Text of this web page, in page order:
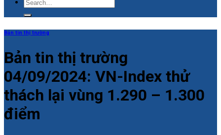
Bản tin thị trường
Bản tin thị trường
04/09/2024: VN-Index thử
thách lại vùng 1.290 – 1.300
điểm